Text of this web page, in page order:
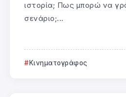
ιστορία; Πως μπορώ να
σενάριο;...
Κινηματογράφος